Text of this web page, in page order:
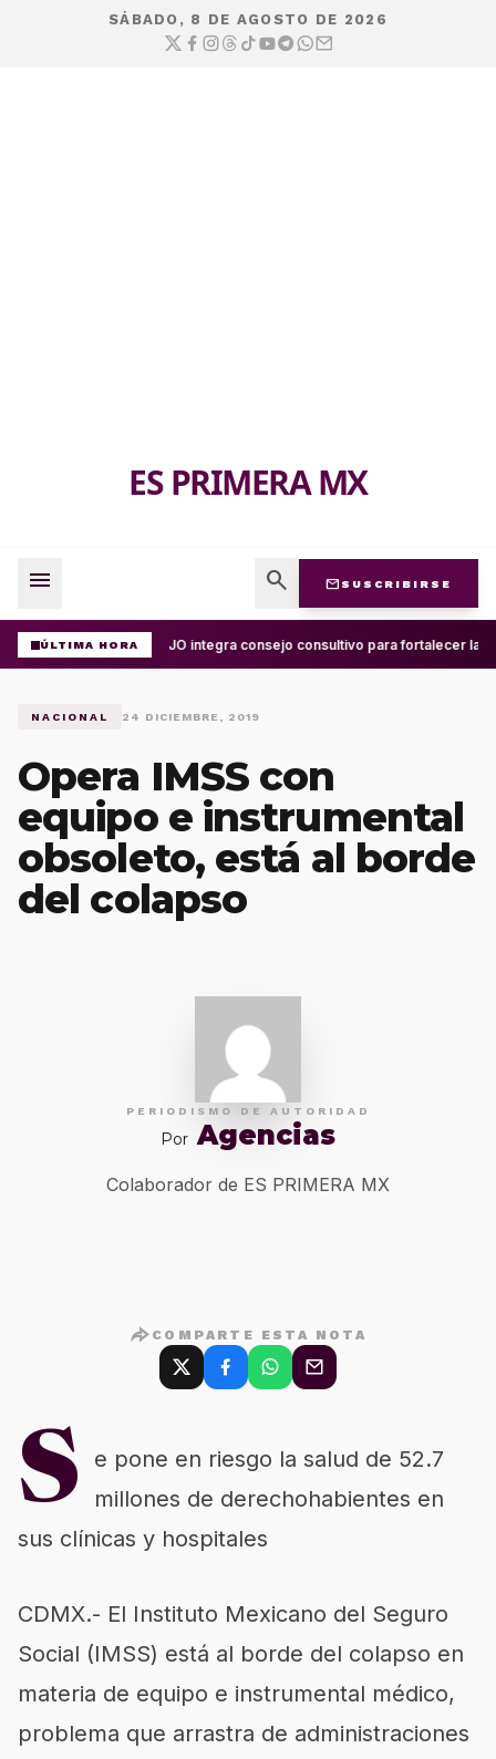
SÁBADO, 8 DE AGOSTO DE 2026
ES PRIMERA MX
menu search mail SUSCRIBIRSE
ÚLTIMA HORAUABJO integra consejo consultivo para fortalecer la
NACIONAL 24 DICIEMBRE, 2019
Opera IMSS con
equipo e instrumental
obsoleto, está al borde
del colapso
PERIODISMO DE AUTORIDAD
Por Agencias
Colaborador de ES PRIMERA MX
COMPARTE ESTA NOTA
S
e pone en riesgo la salud de 52.7
millones de derechohabientes en
sus clínicas y hospitales
CDMX.- El Instituto Mexicano del Seguro
Social (IMSS) está al borde del colapso en
materia de equipo e instrumental médico,
problema que arrastra de administraciones